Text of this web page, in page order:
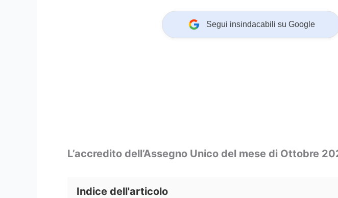
Segui insindacabili su Google
L’accredito dell’Assegno Unico del mese di Ottobre
Indice dell'articolo